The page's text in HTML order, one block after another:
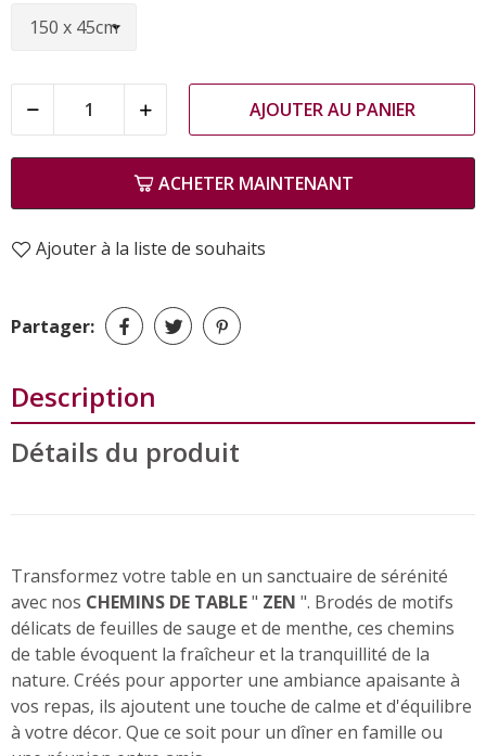
AJOUTER AU PANIER
ACHETER MAINTENANT
Ajouter à la liste de souhaits
Partager:
Description
Détails du produit
Transformez votre table en un sanctuaire de sérénité
avec nos CHEMINS DE TABLE" ZEN ". Brodés de motifs
délicats de feuilles de sauge et de menthe, ces chemins
de table évoquent la fraîcheur et la tranquillité de la
nature. Créés pour apporter une ambiance apaisante à
vos repas, ils ajoutent une touche de calme et d'équilibre
à votre décor. Que ce soit pour un dîner en famille ou